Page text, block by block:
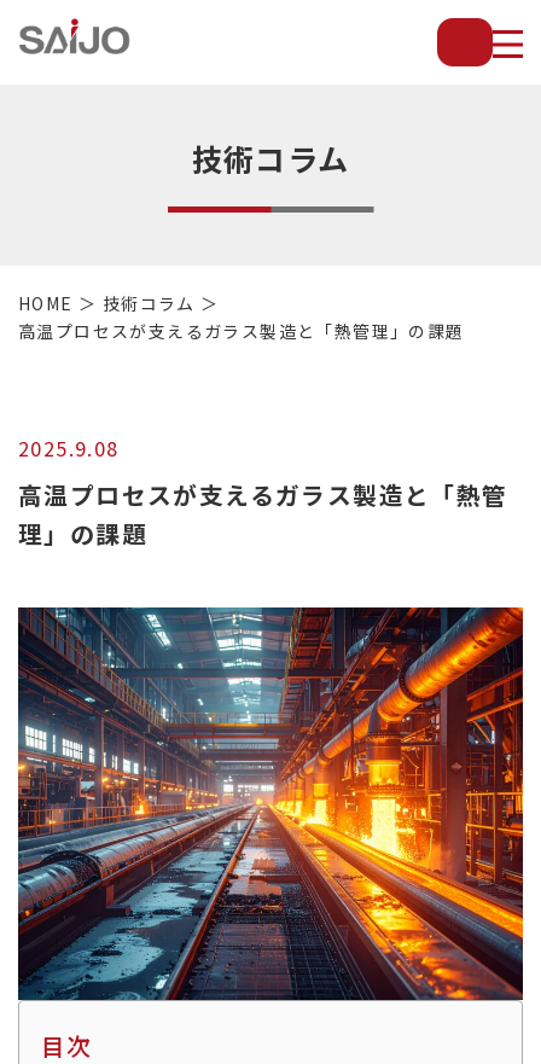
薄
放
熱
設
備
等
の
換
効
率
向
上
技術コラム
HOME
技術コラム
高温プロセスが支えるガラス製造と「熱管理」の課題
高温プロセスが支えるガラス製造と「熱管
理」の課題
2025.9.08
目次